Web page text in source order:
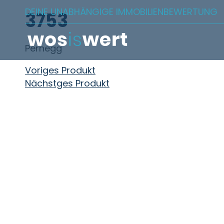
Zum Inhalt springen
DEINE UNABHÄNGIGE IMMOBILIENBEWERTUNG
3753
Pernegg
Beitragsnavigation
Voriges Produkt
Nächstges Produkt